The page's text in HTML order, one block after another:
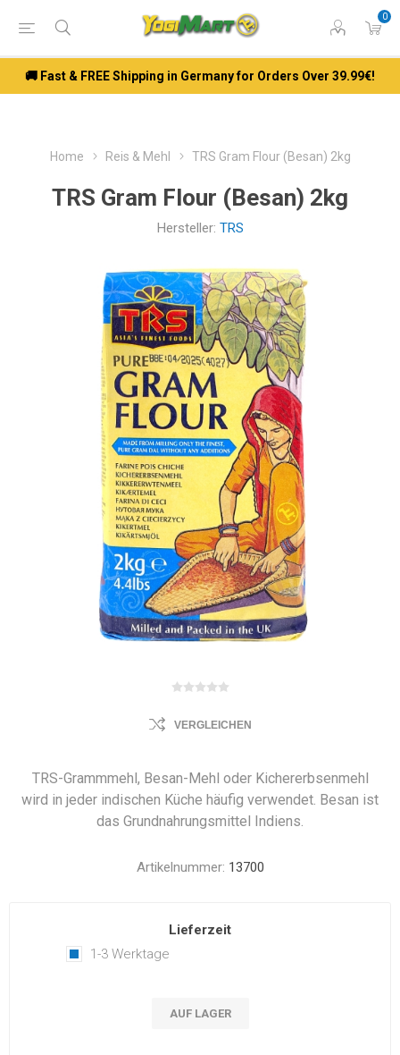
0
🚚 Fast & FREE Shipping in Germany for Orders Over 39.99€!
Home Reis & Mehl TRS Gram Flour (Besan) 2kg
TRS Gram Flour (Besan) 2kg
Hersteller: TRS
VERGLEICHEN
TRS-Grammmehl, Besan-Mehl oder Kichererbsenmehl
wird in jeder indischen Küche häufig verwendet. Besan ist
das Grundnahrungsmittel Indiens.
Artikelnummer: 13700
Lieferzeit
1-3 Werktage
AUF LAGER